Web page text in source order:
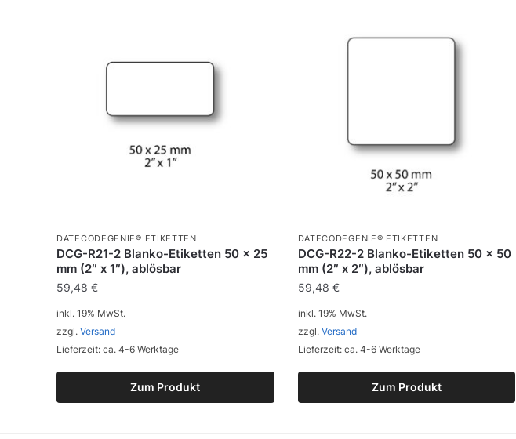
DATECODEGENIE® ETIKETTEN
DCG-R21-2 Blanko-Etiketten 50 x 25
mm (2″ x 1″), ablösbar
59,48€
Zum Produkt
inkl. 19% MwSt.
zzgl.Versand
Lieferzeit: ca. 4-6 Werktage
DATECODEGENIE® ETIKETTEN
DCG-R22-2 Blanko-Etiketten 50 x 50
mm (2″ x 2″), ablösbar
59,48 €
Zum Produkt
inkl. 19% MwSt.
zzgl. Versand
Lieferzeit: ca. 4-6 Werktage